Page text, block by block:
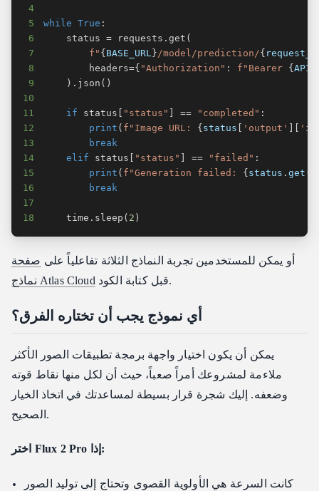
4
5
while True :
6
    status
= requests .get (
7
f" { BASE_URL } /model/prediction/{
8
        headers
={ "Authorization" : f"Bearer {
9
) . json ( )
10
11
if status "status" == "completed" :
12
print ( f"Image URL: { status 'output'
13
break
14
elif status "status" == "failed" :
15
print ( f"Generation failed: { status .get (
16
break
17
18
    time
. sleep ( 2 )
أو يمكن للمستخدمين تجربة النماذج الثلاثة تفاعلياً على صفحة
نماذج Atlas Cloud
قبل كتابة الكود.
أي نموذج يجب أن تختاره الفرق؟
يمكن أن يكون اختيار واجهة برمجة تطبيقات الصور الأكثر
ملاءمة لمشروعك أمراً صعباً، حيث أن لكل منها نقاط قوته
وضعفه. إليك شجرة قرار بسيطة لمساعدتك في اتخاذ الخيار
الصحيح.
اختر Flux 2 Pro إذا:
كانت السرعة هي الأولوية القصوى وتحتاج إلى توليد الصور